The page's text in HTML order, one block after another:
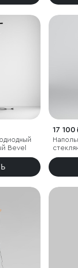
Bevel
17 100